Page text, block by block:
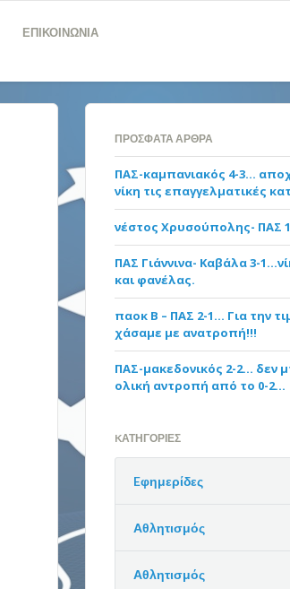
ΕΠΙΚΟΙΝΩΝΙΑ
ΠΡΌΣΦΑΤΑ ΆΡΘΡΑ
ΠΑΣ-καμπανιακός 4-3…
νίκη τις επαγγελματικές
νέστος Χρυσούπολης- ΠΑΣ
ΠΑΣ Γιάννινα- Καβάλα 3-
και φανέλας.
παοκ Β – ΠΑΣ 2-1… Για την
χάσαμε με ανατροπή!!!
ΠΑΣ-μακεδονικός 2-2… δεν
ολική αντροπή από το 0-2…
KΑΤΗΓΟΡΊΕΣ
Eφημερίδες
Αθλητισμός
Αθλητισμός